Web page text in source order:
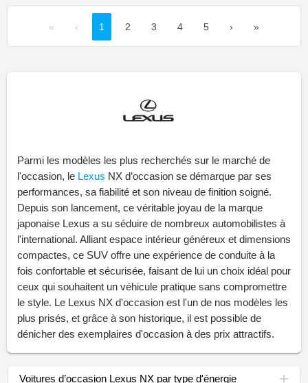
« ‹ 1 2 3 4 5 › »
Parmi les modèles les plus recherchés sur le marché de
l'occasion, le Lexus NX d’occasion se démarque par ses
performances, sa fiabilité et son niveau de finition soigné.
Depuis son lancement, ce véritable joyau de la marque
japonaise Lexus a su séduire de nombreux automobilistes à
l'international. Alliant espace intérieur généreux et dimensions
compactes, ce SUV offre une expérience de conduite à la
fois confortable et sécurisée, faisant de lui un choix idéal pour
ceux qui souhaitent un véhicule pratique sans compromettre
le style. Le Lexus NX d'occasion est l'un de nos modèles les
plus prisés, et grâce à son historique, il est possible de
dénicher des exemplaires d'occasion à des prix attractifs.
Voitures d’occasion Lexus NX par type d'énergie